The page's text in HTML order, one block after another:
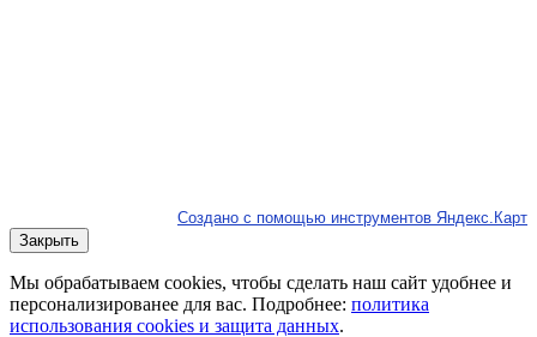
Создано с помощью инструментов Яндекс.Карт
Закрыть
Мы обрабатываем cookies, чтобы сделать наш сайт удобнее и
персонализированее для вас. Подробнее: политика
использования cookies и защита данных.